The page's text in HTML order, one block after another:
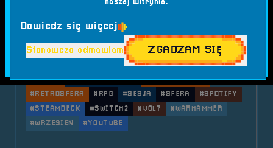
Aktualności Podcast
Tagi: #2025 #BRZEG #CTHULHU
#GAMING
#KACPER
#KOORDYNATOR
#MISTRZ
#MKWADRAT
#POGADUCHY
#PRINCEOFPERSIA
#RETRO
#RETRO KONSOLE
#RETROGAMING
#RETROSFERA
#RPG #SESJA #SFERA
#SPOTIFY
#STEAMDECK
#SWITCH2 #VOL7
#WARHAMMER
#WRZESIEŃ
#YOUTUBE
naszej witrynie.
Dowiedz się więcej
Stanowczo odmawiam ZGADZAM SIĘ